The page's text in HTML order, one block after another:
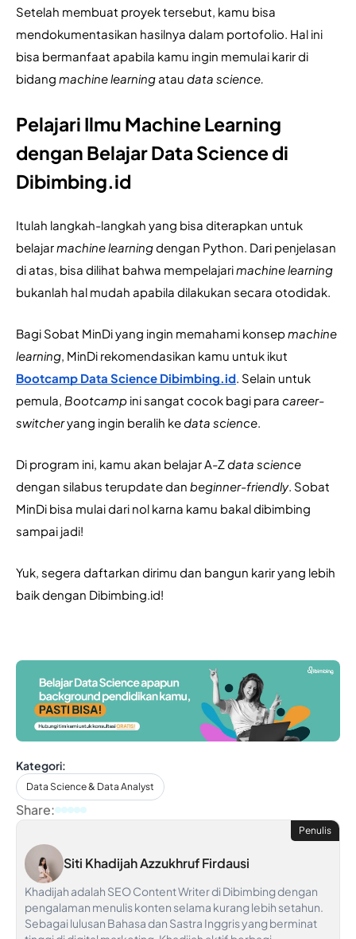
Setelah membuat proyek tersebut, kamu bisa
mendokumentasikan hasilnya dalam portofolio. Hal ini
bisa bermanfaat apabila kamu ingin memulai karir di
bidang machine learning atau data science.
Pelajari Ilmu Machine Learning
dengan Belajar Data Science di
Dibimbing.id
Itulah langkah-langkah yang bisa diterapkan untuk
belajar machine learning dengan Python. Dari penjelasan
di atas, bisa dilihat bahwa mempelajari
bukanlah hal mudah apabila dilakukan secara otodidak.
Bagi Sobat MinDi yang ingin memahami konsep machine
learning
Bootcamp Data Science Dibimbing.id. Selain untuk
pemula, Bootcamp ini sangat cocok bagi para career-
switcher yang ingin beralih ke data science.
Di program ini, kamu akan belajar A-Z
dengan silabus terupdate dan beginner-friendly. Sobat
MinDi bisa mulai dari nol karna kamu bakal dibimbing
sampai jadi!
Yuk, segera daftarkan dirimu dan bangun karir yang lebih
baik dengan Dibimbing.id!
Kategori:
Data Science & Data Analyst
Share:
Penulis
Siti Khadijah Azzukhruf Firdausi
Khadijah adalah SEO Content Writer di Dibimbing dengan
pengalaman menulis konten selama kurang lebih setahun.
Sebagai lulusan Bahasa dan Sastra Inggris yang berminat